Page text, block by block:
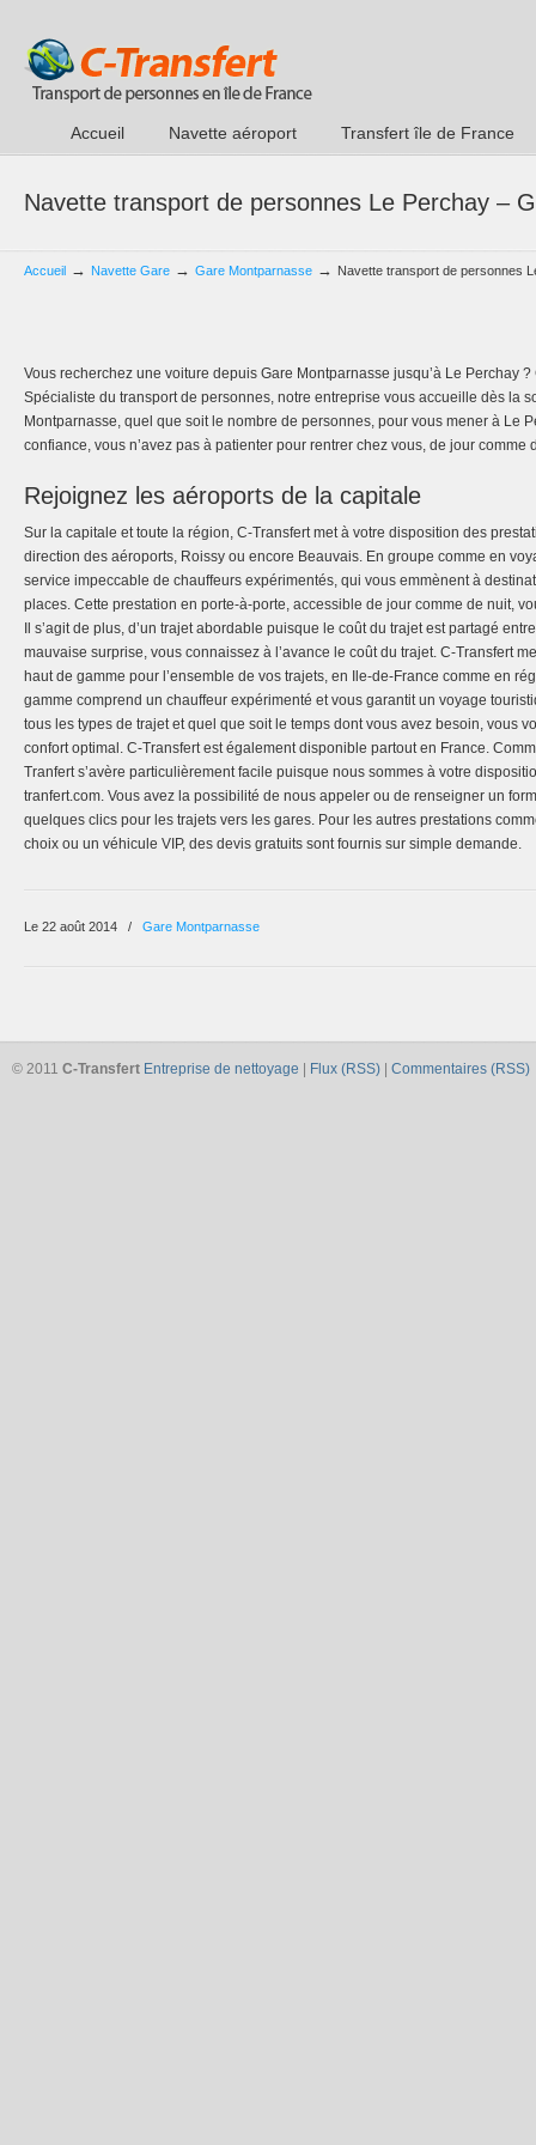
Accueil Navette aéroport Transfert île de France
Navette transport de personnes Le Perchay –
Accueil → Navette Gare → Gare Montparnasse → Navette transport de personnes
Vous recherchez une voiture depuis Gare Montparnasse jusqu’à Le Perchay
Spécialiste du transport de personnes, notre entreprise vous accueille dès la
Montparnasse, quel que soit le nombre de personnes, pour vous mener à Le
confiance, vous n’avez pas à patienter pour rentrer chez vous, de jour comme
Rejoignez les aéroports de la capitale
Sur la capitale et toute la région, C-Transfert met à votre disposition des
direction des aéroports, Roissy ou encore Beauvais. En groupe comme en
service impeccable de chauffeurs expérimentés, qui vous emmènent à
places. Cette prestation en porte-à-porte, accessible de jour comme de nuit,
Il s’agit de plus, d’un trajet abordable puisque le coût du trajet est partagé
mauvaise surprise, vous connaissez à l’avance le coût du trajet. C-Transfert
haut de gamme pour l’ensemble de vos trajets, en Ile-de-France comme en
gamme comprend un chauffeur expérimenté et vous garantit un voyage
tous les types de trajet et quel que soit le temps dont vous avez besoin, vous
confort optimal. C-Transfert est également disponible partout en France.
Tranfert s’avère particulièrement facile puisque nous sommes à votre
tranfert.com. Vous avez la possibilité de nous appeler ou de renseigner un
quelques clics pour les trajets vers les gares. Pour les autres prestations
choix ou un véhicule VIP, des devis gratuits sont fournis sur simple demande.
Le 22 août 2014 / Gare Montparnasse
© 2011 C-Transfert Entreprise de nettoyage Flux (RSS) Commentaires (RSS)